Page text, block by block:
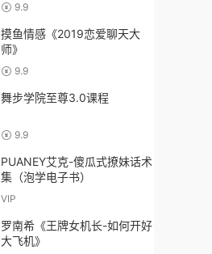
9.9
摸鱼情感《2019恋爱聊天大
师》
9.9
舞步学院至尊3.0课程
9.9
PUANEY艾克-傻瓜式撩妹话术
集（泡学电子书）
VIP
罗南希《王牌女机长-如何开好
大飞机》